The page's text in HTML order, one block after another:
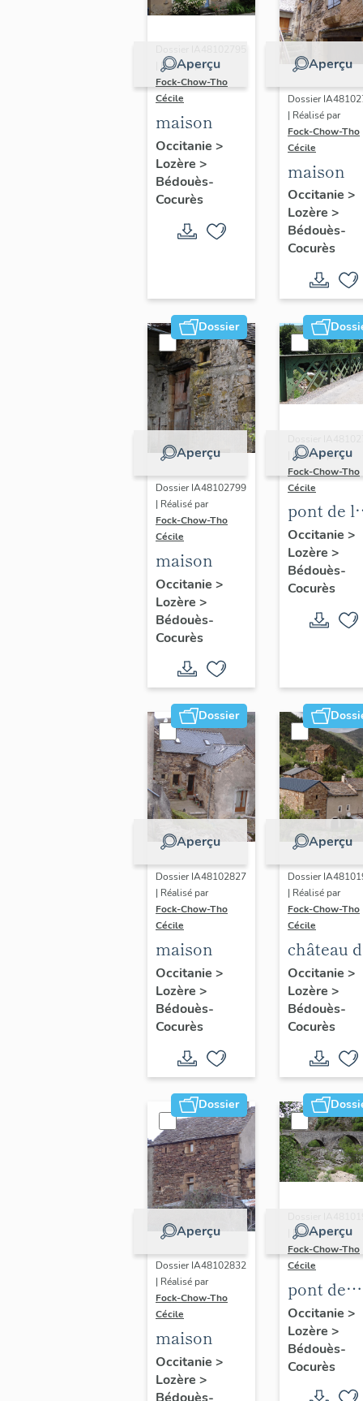
Aperçu
| Réalisé par
Fock-Chow-Tho
Cécile
maison
Occitanie >
Lozère >
Bédouès-
Cocurès
Aperçu
Dossier
| Réalisé par
Fock-Chow-Tho
Cécile
maison
Occitanie >
Lozère >
Bédouès-
Cocurès
Dossier
Aperçu
Dossier IA48102799
| Réalisé par
Fock-Chow-Tho
Cécile
maison
Occitanie >
Lozère >
Bédouès-
Cocurès
Aperçu
| Réalisé par
Fock-Chow-Tho
Cécile
pont de la
Baume
Occitanie >
Lozère >
Bédouès-
Cocurès
Dossier
Aperçu
Dossier IA48102827
| Réalisé par
Fock-Chow-Tho
Cécile
maison
Occitanie >
Lozère >
Bédouès-
Cocurès
Aperçu
Dossier
| Réalisé par
Fock-Chow-Tho
Cécile
château
Occitanie >
Lozère >
Bédouès-
Cocurès
Dossier
Aperçu
Dossier IA48102832
| Réalisé par
Fock-Chow-Tho
Cécile
maison
Occitanie >
Lozère >
Aperçu
| Réalisé par
Fock-Chow-Tho
Cécile
pont de
Rampon
Occitanie >
Lozère >
Bédouès-
Cocurès